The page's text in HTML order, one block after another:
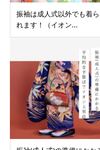
振袖は成人式以外でも着ら
れます！（イオン...